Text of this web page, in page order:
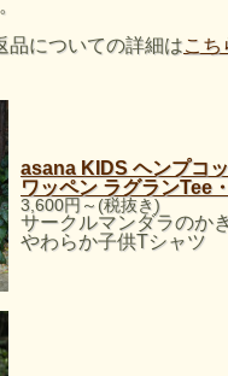
品についての詳細はこち
asana KIDS ヘンプコ
ワッペン ラグランTee
3,600円～(税抜き)
サークルマンダラのか
やわらか子供Tシャツ